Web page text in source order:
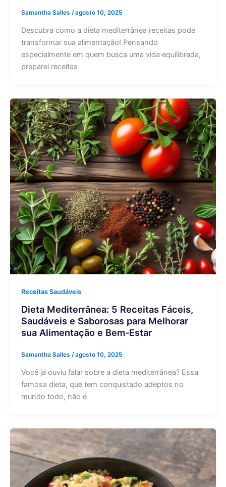
Samantha Salles /agosto 10, 2025
Descubra como a dieta mediterrânea receitas pode
transformar sua alimentação! Pensando
especialmente em quem busca uma vida equilibrada,
preparei receitas
Receitas Saudáveis
Dieta Mediterrânea: 5 Receitas Fáceis,
Saudáveis e Saborosas para Melhorar
sua Alimentação e Bem-Estar
Samantha Salles /agosto 10, 2025
Você já ouviu falar sobre a dieta mediterrânea? Essa
famosa dieta, que tem conquistado adeptos no
mundo todo, não é